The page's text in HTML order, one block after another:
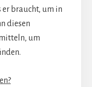
er braucht, um in
diesen
um